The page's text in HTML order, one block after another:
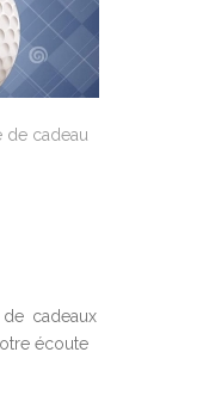
de cadeau
cadeaux
écoute